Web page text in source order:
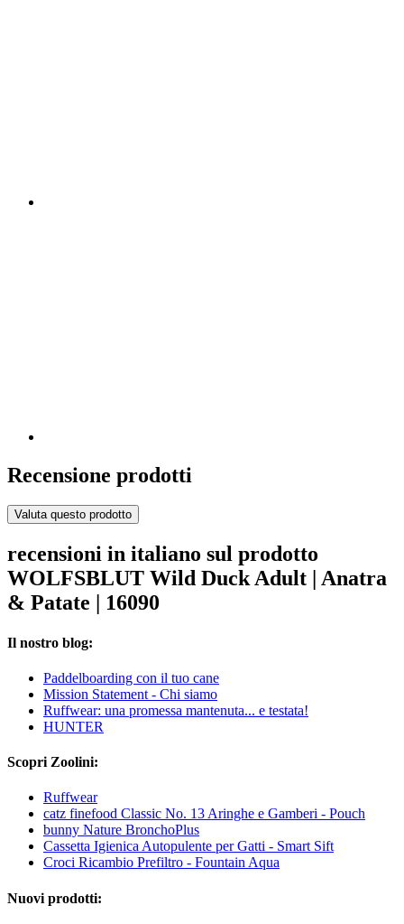
Recensione prodotti
Valuta questo prodotto
recensioni in italiano sul prodotto
WOLFSBLUT Wild Duck Adult | Anatra
& Patate | 16090
Il nostro blog:
Paddelboarding con il tuo cane
Mission Statement - Chi siamo
Ruffwear: una promessa mantenuta... e testata!
HUNTER
Scopri Zoolini:
Ruffwear
catz finefood Classic No. 13 Aringhe e Gamberi - Pouch
bunny Nature BronchoPlus
Cassetta Igienica Autopulente per Gatti - Smart Sift
Croci Ricambio Prefiltro - Fountain Aqua
Nuovi prodotti: